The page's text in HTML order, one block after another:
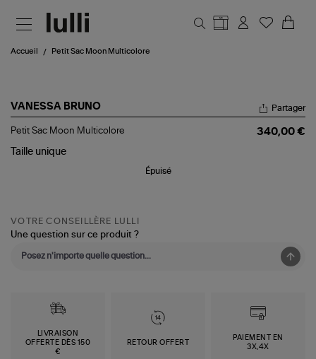
Accueil Petit Sac Moon Multicolore
VANESSA BRUNO
Petit
Moon
Partager
Petit Sac Moon Multicolore
340,00 €
Taille unique
Épuisé
VOTRE CONSEILLÈRE LULLI
Une question sur ce produit ?
LIVRAISON
OFFERTE DÈS 150
€
RETOUR OFFERT
PAIEMENT EN
3X,4X